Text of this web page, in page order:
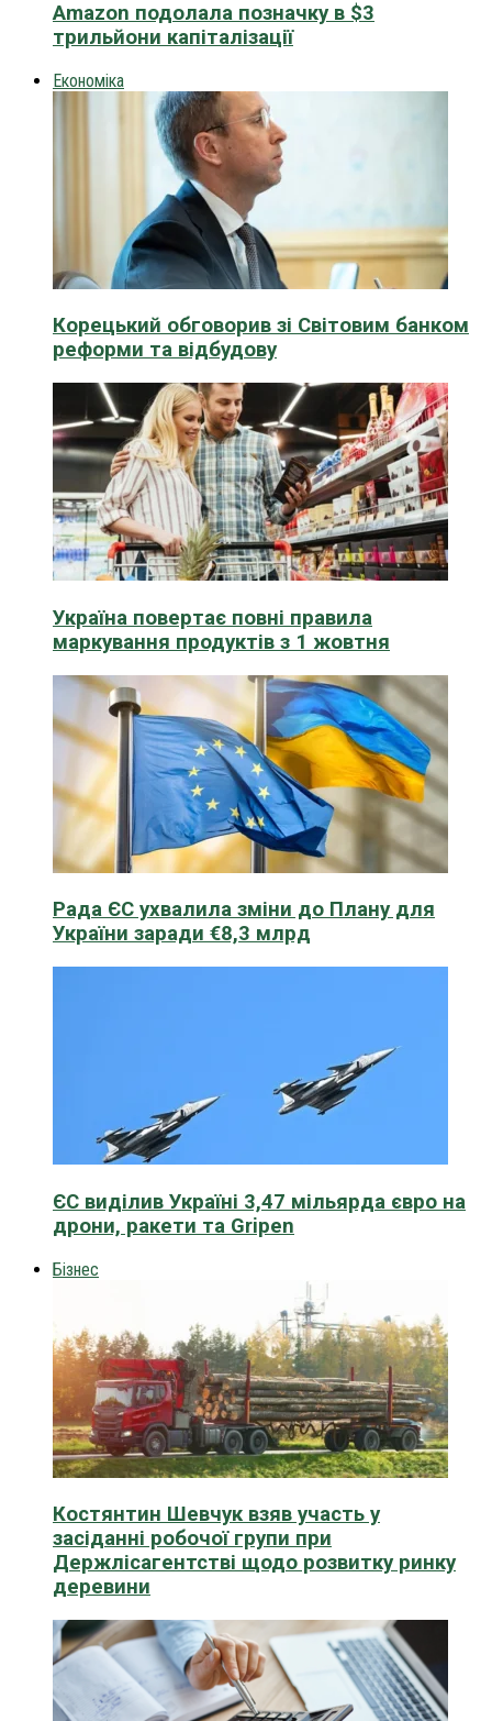
Amazon подолала позначку в $3
трильйони капіталізації
Економіка
Корецький обговорив зі Світовим банком
реформи та відбудову
Україна повертає повні правила
маркування продуктів з 1 жовтня
Рада ЄС ухвалила зміни до Плану для
України заради €8,3 млрд
ЄС виділив Україні 3,47 мільярда євро на
дрони, ракети та Gripen
Бізнес
Костянтин Шевчук взяв участь у
засіданні робочої групи при
Держлісагентстві щодо розвитку ринку
деревини